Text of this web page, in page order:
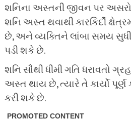
શનિના અસ્તની જીવન પર અસરો
શનિ અસ્ત થવાથી કારકિર્દી
છે, અને વ્યક્તિને લાંબા સમય સુધી
પડી શકે છે.
શનિ સૌથી ધીમી ગતિ ધરાવતો
અસ્ત થાય છે, ત્યારે તે કાર્યો પૂર્ણ
કરી શકે છે.